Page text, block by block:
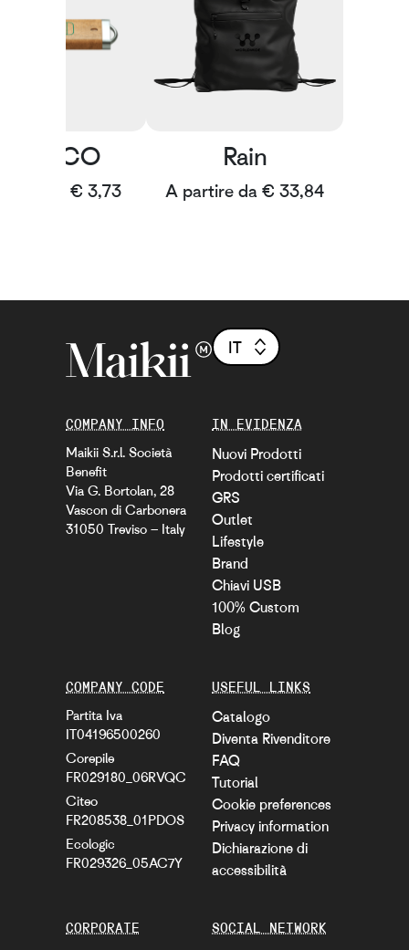
ECO
da € 3,73
Rain
A partire da € 33,84
COMPANY INFO
Maikii S.r.l. Società
Benefit
Via G. Bortolan, 28
Vascon di Carbonera
31050 Treviso – Italy
IN EVIDENZA
Nuovi Prodotti
Prodotti certificati
GRS
Outlet
Lifestyle
Brand
Chiavi USB
100% Custom
Blog
CORPORATE
USEFUL LINKS
Catalogo
Diventa Rivenditore
FAQ
Tutorial
Cookie preferences
Privacy information
Dichiarazione di
accessibilità
COMPANY CODE
Partita Iva
IT04196500260
Corepile
FR029180_06RVQC
Citeo
FR208538_01PDOS
Ecologic
FR029326_05AC7Y
SOCIAL NETWORK
IT